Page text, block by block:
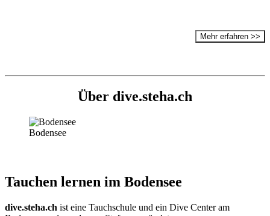
Mehr erfahren >>
Über dive.steha.ch
Bodensee
Tauchen lernen im Bodensee
dive.steha.ch ist eine Tauchschule und ein Dive Centeram